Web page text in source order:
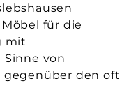
für die
mit
von
den oft